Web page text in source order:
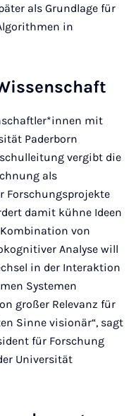
als Grundlage für
in
mit
Paderborn
vergibt die
als
Forschungsprojekte
damit kühne Ideen
von
Analyse will
in der Interaktion
Systemen
großer Relevanz für
Sinne visionär“, sagt
für Forschung
Universität